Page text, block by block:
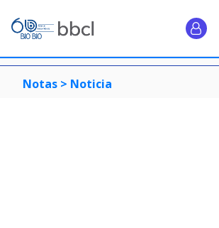
Notas > Noticia